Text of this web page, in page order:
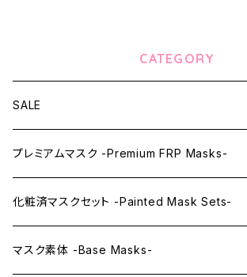
CATEGORY
SALE
プレミアムマスク -Premium FRP Masks-
KAWAII PREMIUM Mask & Wig Sets
プレミアムマスク素体-Premium base masks-
化粧済マスクセット -Painted Mask Sets-
KAWAII EX series
マスク素体 -Base Masks-